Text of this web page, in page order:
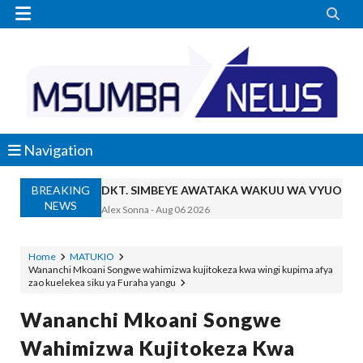
 
Navigation
BREAKING
NEWS
DKT. SIMBEYE AWATAKA WAKUU WA VYUO
Alex Sonna -Aug 06 2026
SERIKALI INATAMBUA MCHANGO WA
OSCAR ASSENGA
RAIS SAMIA, MUSEVEN WASHUHUDIA
OSCAR ASSENGA- Aug 06 2026
BRELA YATOA ELIMU YA URASIMISHAJI
Home
MATUKIO
Wananchi Mkoani Songwe wahimizwa kujitokeza kwa wingi kupima afya
zao kuelekea siku ya Furaha yangu
Wananchi Mkoani Songwe
Wahimizwa Kujitokeza Kwa